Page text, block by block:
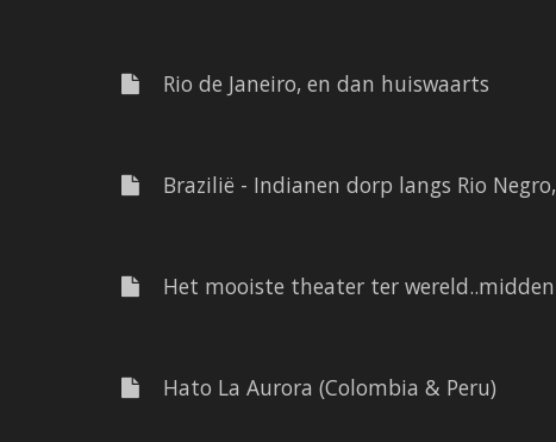
Rio de Janeiro, en dan huiswaarts
Brazilië - Indianen dorp langs Rio
Het mooiste theater ter
Hato La Aurora (Colombia & Peru)